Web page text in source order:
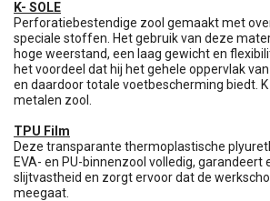
K- SOLE
Perforatiebestendige zool gemaakt met
speciale stoffen. Het gebruik van deze
hoge weerstand, een laag gewicht en
het voordeel dat hij het gehele oppervlak
en daardoor totale voetbescherming biedt. K
metalen zool.
TPU Film
Deze transparante thermoplastische
EVA- en PU-binnenzool volledig, garandeert
slijtvastheid en zorgt ervoor dat de
meegaat.